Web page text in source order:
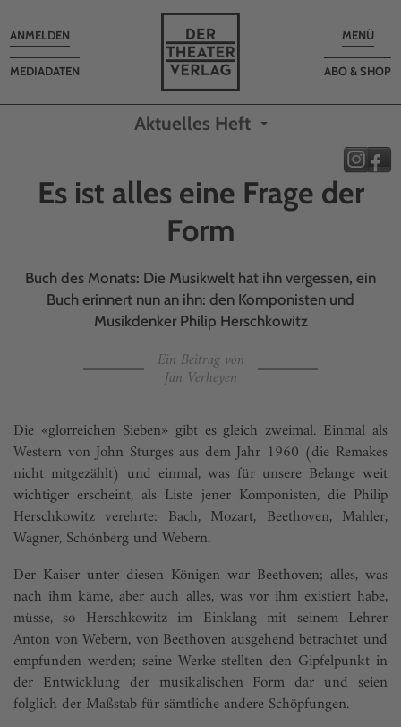
Toggle
MENÜ
ABO & SHOP
MEDIADATEN
Toggle
navigation
ANMELDEN
Aktuelles Heft
Es ist alles eine Frage der
Form
Buch des Monats: Die Musikwelt hat ihn vergessen, ein
Buch erinnert nun an ihn: den Komponisten und
Musikdenker Philip Herschkowitz
Ein Beitrag von
Jan Verheyen
Die «glorreichen Sieben» gibt es gleich zweimal. Einmal als
Western von John Sturges aus dem Jahr 1960 (die Remakes
nicht mitgezählt) und einmal, was für unsere Belange weit
wichtiger erscheint, als Liste jener Komponisten, die Philip
Herschkowitz verehrte: Bach, Mozart, Beethoven, Mahler,
Wagner, Schönberg und Webern.
Der Kaiser unter diesen Königen war Beethoven; alles, was
nach ihm käme, aber auch alles, was vor ihm existiert habe,
müsse, so Herschkowitz im Einklang mit seinem Lehrer
Anton von Webern, von Beethoven ausgehend betrachtet und
empfunden werden; seine Werke stellten den Gipfelpunkt in
der Entwicklung der musikalischen Form dar und seien
folglich der Maßstab für sämtliche andere Schöpfungen.